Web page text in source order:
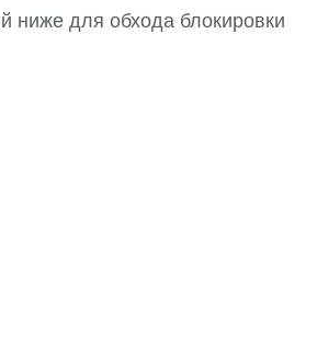
ниже для обхода блокировки